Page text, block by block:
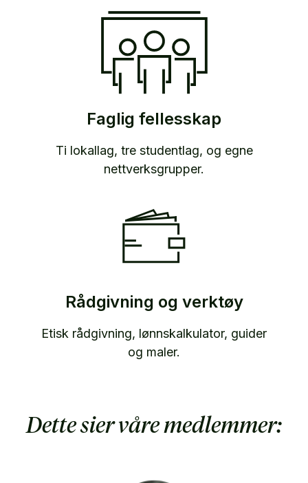
Faglig fellesskap
Ti lokallag, tre studentlag, og egne
nettverksgrupper.
Rådgivning og verktøy
Etisk rådgivning, lønnskalkulator, guider
og maler.
Dette sier våre medlemmer: